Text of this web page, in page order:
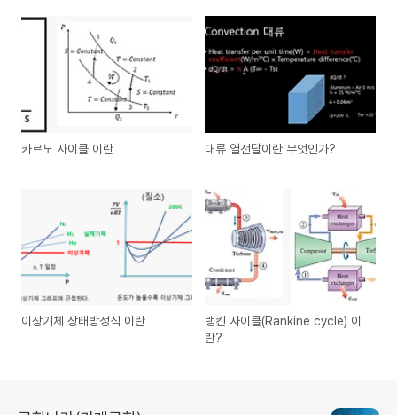
카르노 사이클 이란 대류 열전달이란 무엇인가?
이상기체 상태방정식 이란
랭킨 사이클(Rankine cycle) 이
란?